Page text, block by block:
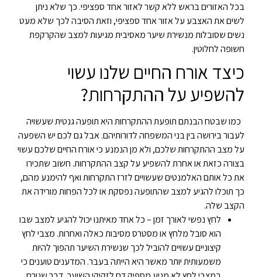
בכל האזורים בראש ללא קשר לאזור אחד ספציפי. כך שלא ניתן
לשים את האצבע על אזור אחד ספציפי, וזאת הסיבה לכך שלא מעט
נשים שסובלות מנשירת שיער מאסיבית מגיעות למצב שהקרקפת
חשופה לחלוטין.
כיצד אורח החיים שלנו עשוי
להשפיע על ההתקרחות?
כמו שבטח הבנתם תופעת ההתקרחות היא תופעה גנטית שעשויה
לעבור בירושה בין בני המשפחה לדורותיהם. אבל גם לכם יש השפעה
על מצב ההתקרחות שלכם, ולא מן הנמנע כי אורח החיים שלכם עשוי
בצורה כזאת או אחרת להשפיע על קצב ההתקרחות. חשוב שתכירו
את כל אותם האלמנטים שעשויים לזרז התקרחות ואף להימנע מהם,
כך תוכלו להגיע למצב שהתופעה נפסקת או לכל הפחות מורידה את
הקצב שלה.
לחץ נפשי לאורך זמן – כל אחד מאיתנו יכול להגיע למצב שבו
הוא סובל מלחץ או מסטרס מסיבות כאלה ואחרות. מצבי לחץ
קיצוניים עשויים להוביל לכך שנשירת השיער תהפוך להיות
משמעותית יותר מאשר היא הייתה בעבר. המדענים טוענים כי